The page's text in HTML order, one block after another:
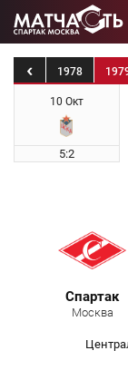
1977 1978
10 Окт
5:2
Спартак
Москва